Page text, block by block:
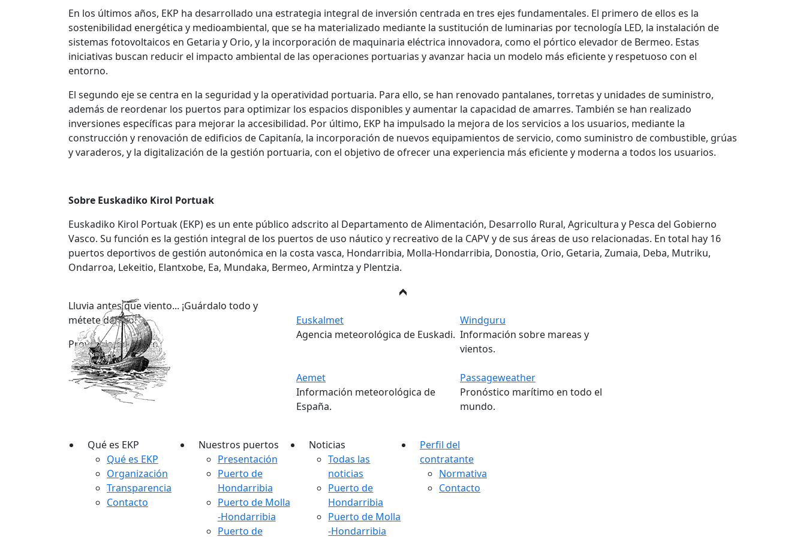
En los últimos años, EKP ha desarrollado una estrategia integral de inversión centrada en tres ejes fundamentales. El primero de ellos es la
sostenibilidad energética y medioambiental, que se ha materializado mediante la sustitución de luminarias por tecnología LED, la instalación de
sistemas fotovoltaicos en Getaria y Orio, y la incorporación de maquinaria eléctrica innovadora, como el pórtico elevador de Bermeo. Estas
iniciativas buscan reducir el impacto ambiental de las operaciones portuarias y avanzar hacia un modelo más eficiente y respetuoso con el
entorno.
El segundo eje se centra en la seguridad y la operatividad portuaria. Para ello, se han renovado pantalanes, torretas y unidades de suministro,
además de reordenar los puertos para optimizar los espacios disponibles y aumentar la capacidad de amarres. También se han realizado
inversiones específicas para mejorar la accesibilidad. Por último, EKP ha impulsado la mejora de los servicios a los usuarios, mediante la
construcción y renovación de edificios de Capitanía, la incorporación de nuevos equipamientos de servicio, como suministro de combustible, grúas
y varaderos, y la digitalización de la gestión portuaria, con el objetivo de ofrecer una experiencia más eficiente y moderna a todos los usuarios.
Sobre Euskadiko Kirol Portuak
Euskadiko Kirol Portuak (EKP) es un ente público adscrito al Departamento de Alimentación, Desarrollo Rural, Agricultura y Pesca del Gobierno
Vasco. Su función es la gestión integral de los puertos de uso náutico y recreativo de la CAPV y de sus áreas de uso relacionadas. En total hay 16
puertos deportivos de gestión autonómica en la costa vasca, Hondarribia, Molla-Hondarribia, Donostia, Orio, Getaria, Zumaia, Deba, Mutriku,
Ondarroa, Lekeitio, Elantxobe, Ea, Mundaka, Bermeo, Armintza y Plentzia.
Lluvia antes que viento... ¡Guárdalo todo y
métete dentro!
Proverbio marinero
Euskalmet
Agencia meteorológica de Euskadi.
Windguru
Información sobre mareas y
vientos.
Aemet
Información meteorológica de
España.
Passageweather
Pronóstico marítimo en todo el
mundo.
Qué es EKP
Qué es EKP
Organización
Transparencia
Contacto
Nuestros puertos
Presentación
Puerto de
Hondarribia
Puerto de Molla
-Hondarribia
Puerto de
Noticias
Todas las
noticias
Puerto de
Hondarribia
Puerto de Molla
-Hondarribia
Perfil del
contratante
Normativa
Contacto